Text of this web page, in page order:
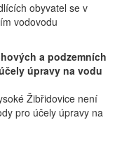
obyvatel se v
vodovodu
a podzemních
úpravy na vodu
Žibřidovice není
pro účely úpravy na